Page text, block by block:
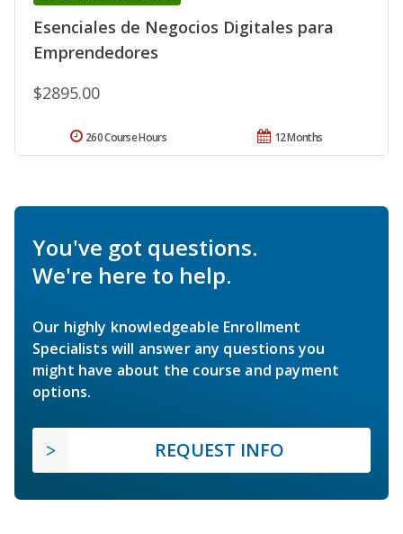
Esenciales de Negocios Digitales para
Emprendedores
$2895.00
12 Months
260 Course Hours
You've got questions.
We're here to help.
Our highly knowledgeable Enrollment
Specialists will answer any questions you
might have about the course and payment
options.
REQUEST INFO